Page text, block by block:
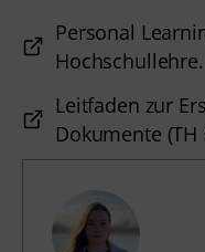
Personal
Leitfaden zur
Dokumente (TH